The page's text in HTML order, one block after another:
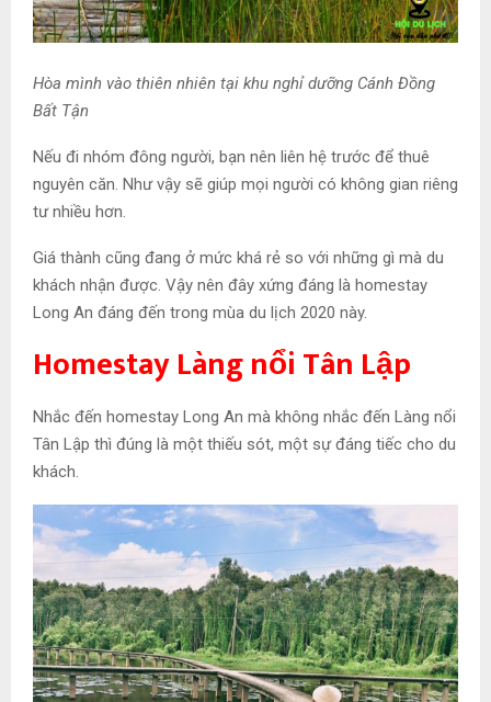
Hòa mình vào thiên nhiên tại khu nghỉ dưỡng Cánh Đồng
Bất Tận
Nếu đi nhóm đông người, bạn nên liên hệ trước để thuê
nguyên căn. Như vậy sẽ giúp mọi người có không gian riêng
tư nhiều hơn.
Giá thành cũng đang ở mức khá rẻ so với những gì mà du
khách nhận được. Vậy nên đây xứng đáng là homestay
Long An đáng đến trong mùa du lịch 2020 này.
Homestay Làng nổi Tân Lập
Nhắc đến homestay Long An mà không nhắc đến Làng nổi
Tân Lập thì đúng là một thiếu sót, một sự đáng tiếc cho du
khách.